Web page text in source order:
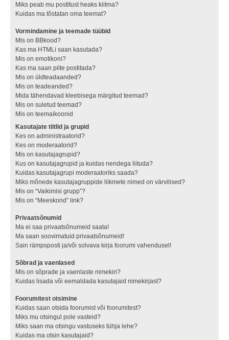
Miks peab mu postitust heaks kiitma?
Kuidas ma tõstatan oma teemat?
Vormindamine ja teemade tüübid
Mis on BBkood?
Kas ma HTMLi saan kasutada?
Mis on emotikoni?
Kas ma saan pilte postitada?
Mis on üldteadaanded?
Mis on teadeanded?
Mida tähendavad kleebisega märgitud teemad?
Mis on suletud teemad?
Mis on teemaikoonid
Kasutajate tiitlid ja grupid
Kes on administraatorid?
Kes on moderaatorid?
Mis on kasutajagrupid?
Kus on kasutajagrupid ja kuidas nendega liituda?
Kuidas kasutajagrupi moderaatoriks saada?
Miks mõnede kasutajagruppide liikmete nimed on värvilised?
Mis on “Vaikimisi grupp”?
Mis on “Meeskond” link?
Privaatsõnumid
Ma ei saa privaatsõnumeid saata!
Ma saan soovimatuid privaatsõnumeid!
Sain rämpsposti ja/või solvava kirja foorumi vahendusel!
Sõbrad ja vaenlased
Mis on sõprade ja vaenlaste nimekiri?
Kuidas lisada või eemaldada kasutajaid nimekirjast?
Foorumitest otsimine
Kuidas saan otsida foorumist või foorumitest?
Miks mu otsingul pole vasteid?
Miks saan ma otsingu vastuseks tühja lehe?
Kuidas ma otsin kasutajaid?